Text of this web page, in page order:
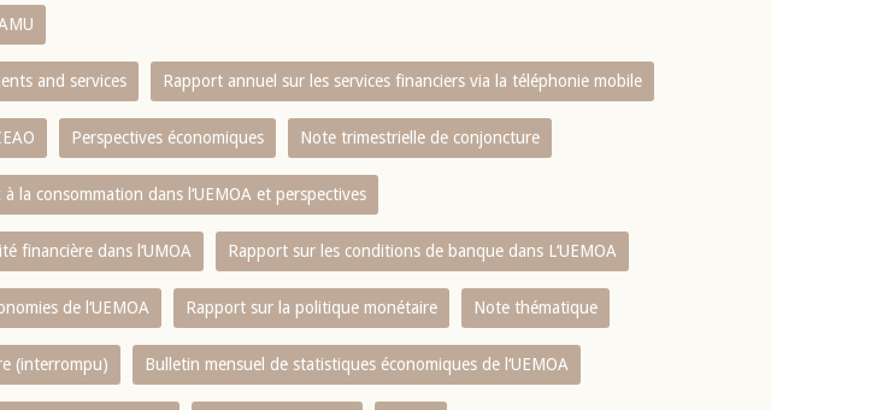
and services Rapport annuel sur les services financiers via la téléphonie mobile
Perspectives économiques Note trimestrielle de conjoncture
la consommation dans l‘UEMOA et perspectives
financière dans l‘UMOA Rapport sur les conditions de banque dans L‘UEMOA
de l‘UEMOA Rapport sur la politique monétaire Note thématique
(interrompu) Bulletin mensuel de statistiques économiques de l‘UEMOA